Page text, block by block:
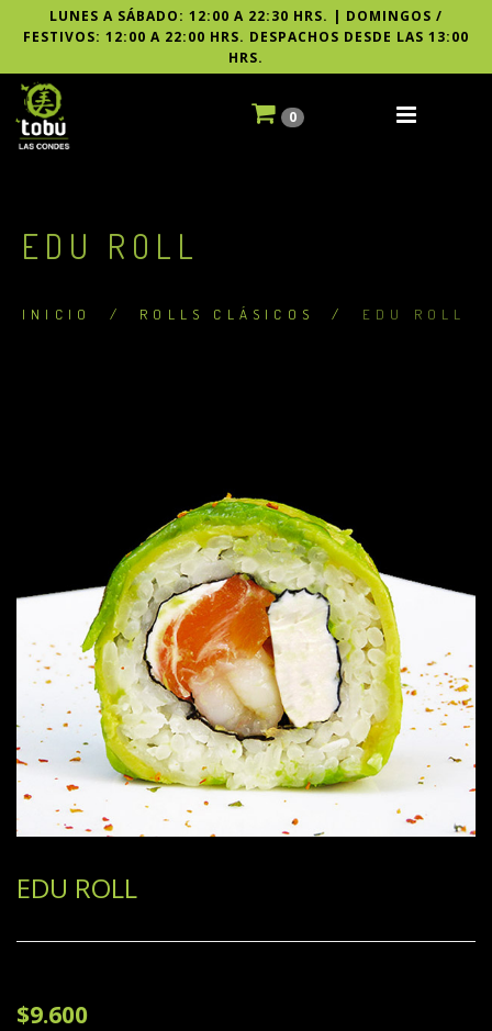
LUNES A SÁBADO: 12:00 A 22:30 HRS. | DOMINGOS /
FESTIVOS: 12:00 A 22:00 HRS. DESPACHOS DESDE LAS 13:00
HRS.
0
EDU ROLL
INICIO / ROLLS CLÁSICOS / EDU ROLL
EDU ROLL
$9.600